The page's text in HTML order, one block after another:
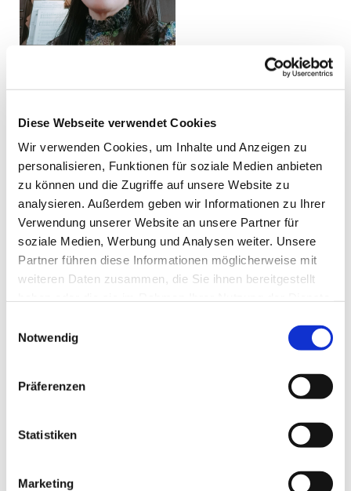
Diese Webseite verwendet Cookies
Wir verwenden Cookies, um Inhalte und Anzeigen zu
personalisieren, Funktionen für soziale Medien anbieten
zu können und die Zugriffe auf unsere Website zu
analysieren. Außerdem geben wir Informationen zu Ihrer
Verwendung unserer Website an unsere Partner für
soziale Medien, Werbung und Analysen weiter. Unsere
Partner führen diese Informationen möglicherweise mit
weiteren Daten zusammen, die Sie ihnen bereitgestellt
Notwendig
Präferenzen
Statistiken
Marketing
Kalender